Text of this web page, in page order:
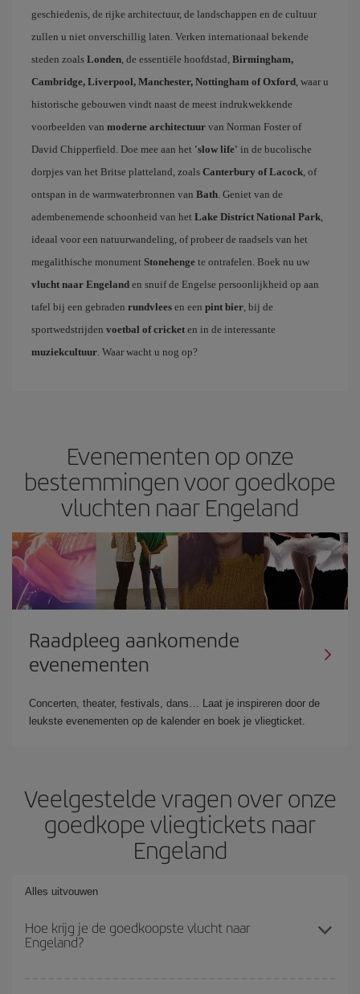
geschiedenis, de rijke architectuur, de landschappen en de cultuur
zullen u niet onverschillig laten. Verken internationaal bekende
steden zoals Londen , de essentiële hoofdstad, Birmingham,
Cambridge, Liverpool, Manchester, Nottingham of Oxford , waar u
historische gebouwen vindt naast de meest indrukwekkende
voorbeelden van moderne architectuur van Norman Foster of
David Chipperfield. Doe mee aan het 'slow life' in de bucolische
dorpjes van het Britse platteland, zoals Canterbury of Lacock , of
ontspan in de warmwaterbronnen van Bath . Geniet van de
adembenemende schoonheid van het Lake District National Park
ideaal voor een natuurwandeling, of probeer de raadsels van het
megalithische monument Stonehenge te ontrafelen. Boek nu uw
vlucht naar Engeland en snuif de Engelse persoonlijkheid op aan
tafel bij een gebraden rundvlees en een pint bier , bij de
sportwedstrijden voetbal of cricket en in de interessante
muziekcultuur . Waar wacht u nog op?
Evenementen op onze
bestemmingen voor goedkope
vluchten naar Engeland
Raadpleeg aankomende
evenementen
Concerten, theater, festivals, dans… Laat je inspireren door de
leukste evenementen op de kalender en boek je vliegticket.
Veelgestelde vragen over onze
goedkope vliegtickets naar
Engeland
Alles uitvouwen
Hoe krijg je de goedkoopste vlucht naar
Engeland?